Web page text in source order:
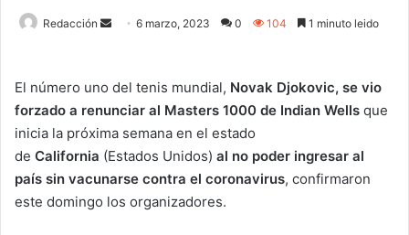
Redacción
d
a
n
e
m
a
6 marzo, 2023 0 104 1 minuto leido
El número uno del tenis mundial, Novak Djokovic, se vio
forzado a renunciar al Masters 1000 de Indian Wells que
inicia la próxima semana en el estado
de California (Estados Unidos) al no poder ingresar al
país sin vacunarse contra el coronavirus, confirmaron
este domingo los organizadores.